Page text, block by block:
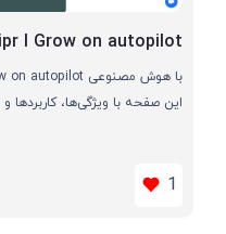
l Grow on autopilot
این صفحه با ویژگی‌ها، کاربردها
1